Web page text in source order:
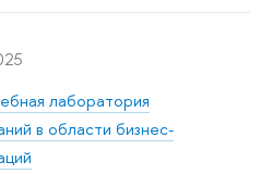
лаборатория
в области бизнес-